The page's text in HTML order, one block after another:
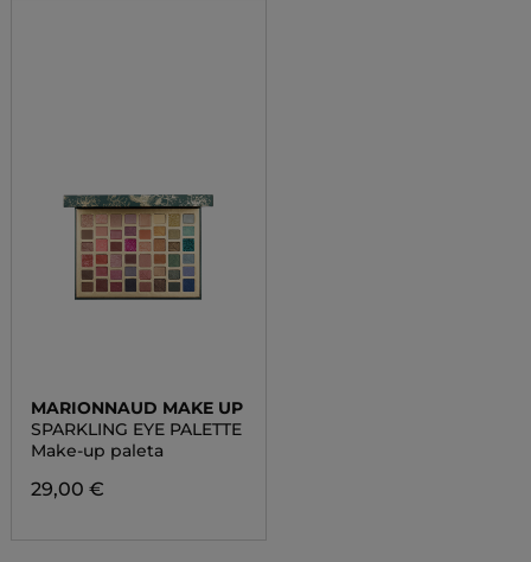
MARIONNAUD MAKE UP
SPARKLING EYE PALETTE
Make-up paleta
29,00 €